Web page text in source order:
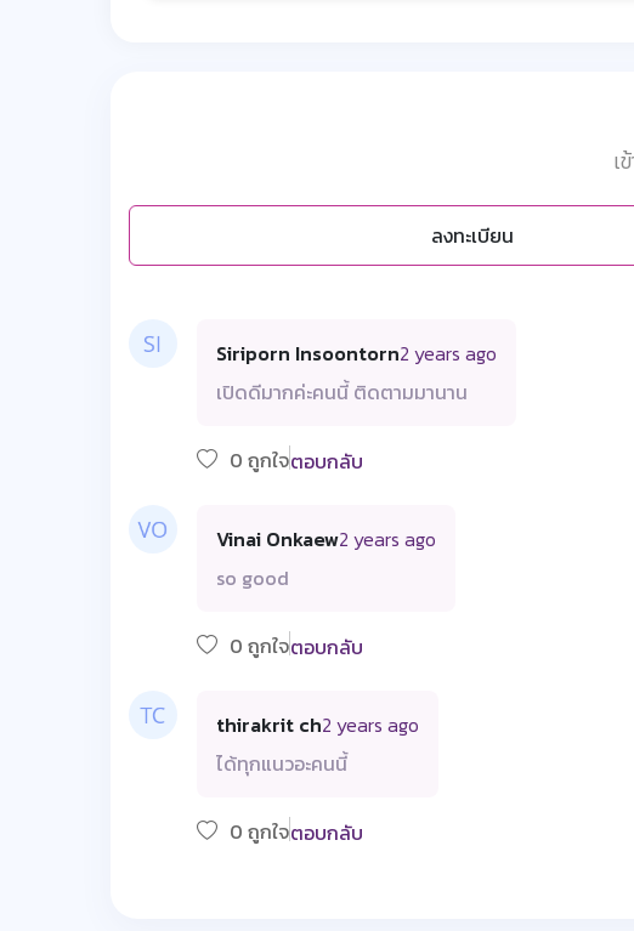
เ
ลงทะเบียน
Siriporn Insoontorn2 years ago
เปิดดีมากค่ะคนนี้ ติดตามมานาน
0 ถูกใจตอบกลับ
Vinai Onkaew2 years ago
so good
0 ถูกใจตอบกลับ
thirakrit ch2 years ago
ได้ทุกแนวอะคนนี้
0 ถูกใจตอบกลับ